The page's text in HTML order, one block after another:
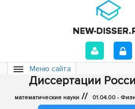
Меню сайта
Диссертации
математические науки // 01.04.00 -